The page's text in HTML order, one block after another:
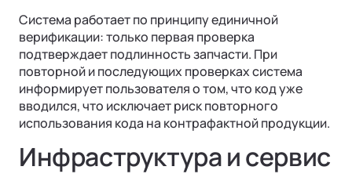
Система работает по принципу единичной
верификации: только первая проверка
подтверждает подлинность запчасти. При
повторной и последующих проверках система
информирует пользователя о том, что код уже
вводился, что исключает риск повторного
использования кода на контрафактной продукции.
Инфраструктура и сервис